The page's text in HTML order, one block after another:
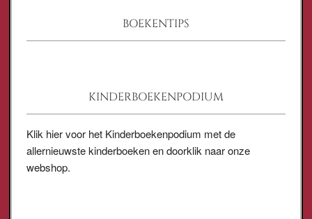
BOEKENTIPS
KINDERBOEKENPODIUM
Klik hier voor het Kinderboekenpodium met de
allernieuwste kinderboeken en doorklik naar onze
webshop.